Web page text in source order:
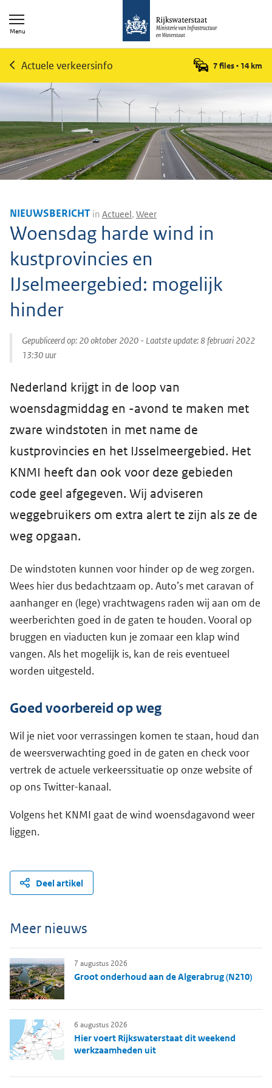
Menu
Actuele verkeersinfo 7 files• 14 km
NIEUWSBERICHT in Actueel, Weer
Woensdag harde wind in
kustprovincies en
IJselmeergebied: mogelijk
hinder
Gepubliceerd op: 20 oktober 2020 - Laatste update:8 februari 2022
13:30 uur
Nederland krijgt in de loop van
woensdagmiddag en -avond te maken met
zware windstoten in met name de
kustprovincies en het IJsselmeergebied. Het
KNMI heeft dan ook voor deze gebieden
code geel afgegeven. Wij adviseren
weggebruikers om extra alert te zijn als ze de
weg opgaan.
De windstoten kunnen voor hinder op de weg zorgen.
Wees hier dus bedachtzaam op. Auto’s met caravan of
aanhanger en (lege) vrachtwagens raden wij aan om de
weerberichten goed in de gaten te houden. Vooral op
bruggen en viaducten kun je zomaar een klap wind
vangen. Als het mogelijk is, kan de reis eventueel
worden uitgesteld.
Goed voorbereid op weg
Wil je niet voor verrassingen komen te staan, houd dan
de weersverwachting goed in de gaten en check voor
vertrek de actuele verkeerssituatie op onze website of
op ons Twitter-kanaal.
Volgens het KNMI gaat de wind woensdagavond weer
liggen.
Deel artikel
Meer nieuws
Groot onderhoud aan de Algerabrug (N210)
7 augustus 2026
Hier voert Rijkswaterstaat dit weekend
werkzaamheden uit
6 augustus 2026